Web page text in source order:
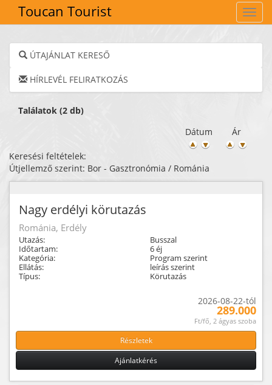
Toucan Tourist
ÚTAJÁNLAT KERESŐ
HÍRLEVÉL FELIRATKOZÁS
Találatok (2 db)
Ár
Dátum
Keresési feltételek:
Útjellemző szerint: Bor - Gasztronómia / Románia
Nagy erdélyi körutazás
Románia, Erdély
Utazás:
Busszal
Időtartam:
6 éj
Kategória:
Program szerint
Ellátás:
leírás szerint
Típus:
Körutazás
2026-08-22-tól
289.000
Ft/fő, 2 ágyas szoba
Részletek
Ajánlatkérés